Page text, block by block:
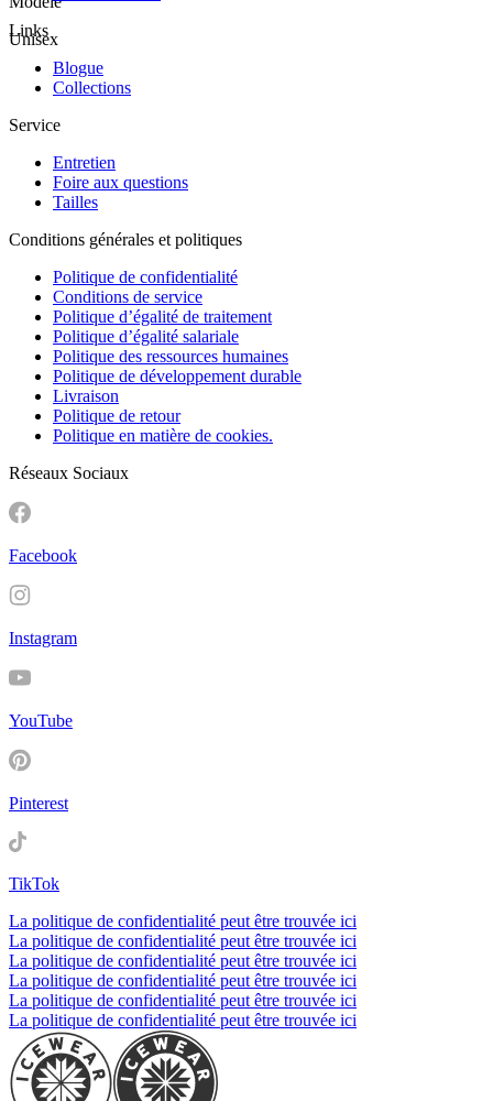
Unisex
Links
Blogue
Collections
Service
Entretien
Foire aux questions
Tailles
Conditions générales et politiques
Politique de confidentialité
Conditions de service
Politique d’égalité de traitement
Politique d’égalité salariale
Politique des ressources humaines
Politique de développement durable
Livraison
Politique de retour
Politique en matière de cookies.
Réseaux Sociaux
Facebook
Instagram
YouTube
Pinterest
TikTok
La politique de confidentialité peut être trouvée ici
La politique de confidentialité peut être trouvée ici
La politique de confidentialité peut être trouvée ici
La politique de confidentialité peut être trouvée ici
La politique de confidentialité peut être trouvée ici
La politique de confidentialité peut être trouvée ici